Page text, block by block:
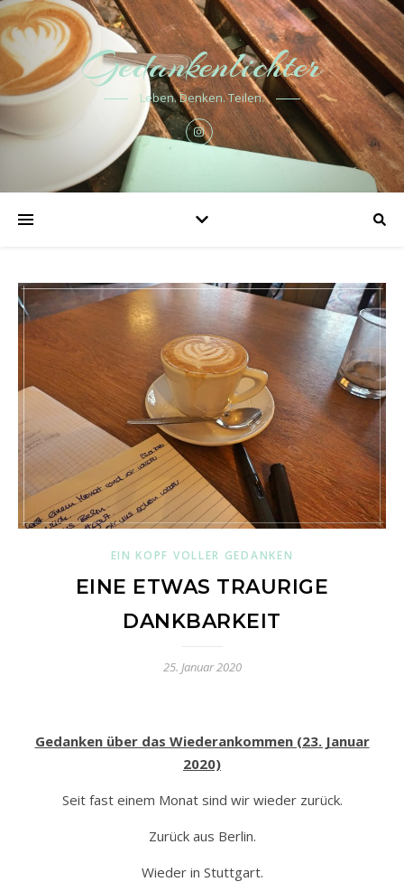
Gedankenlichter
Leben. Denken. Teilen.
EIN KOPF VOLLER GEDANKEN
EINE ETWAS TRAURIGE
DANKBARKEIT
25. Januar 2020
Gedanken über das Wiederankommen (23. Januar
2020)
Seit fast einem Monat sind wir wieder zurück.
Zurück aus Berlin.
Wieder in Stuttgart.